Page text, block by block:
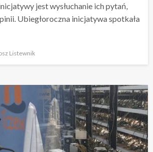
jest wysłuchanie ich pytań,
Ubiegłoroczna inicjatywa spotkała
Listewnik